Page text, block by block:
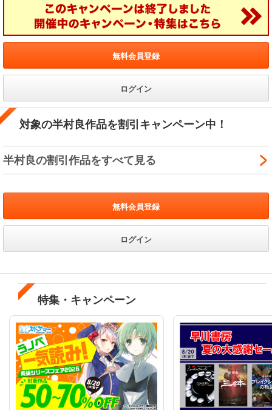
無料会員登録
ログイン
対象の半村良作品を割引キャンペーン中！
半村良の割引作品をすべて見る
無料会員登録
ログイン
特集・キャンペーン